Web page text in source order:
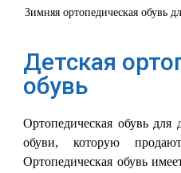
Зимняя ортопедическая обувь
Детская
обувь
Ортопедическая обувь для
обуви, которую
Ортопедическая обувь